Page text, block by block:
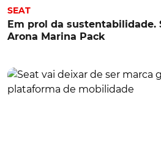
SEAT
Em prol da sustentabilidade.
Arona Marina Pack